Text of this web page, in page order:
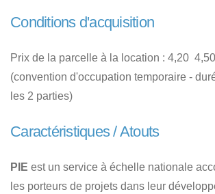
Conditions d'acquisition
Prix de la parcelle à la location : 4,20 
(convention d'occupation temporaire -
les 2 parties)
Caractéristiques / Atouts
PIE est un service à échelle nationale
les porteurs de projets dans leur